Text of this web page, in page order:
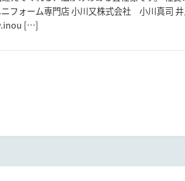
フォーム専門店 小川又株式会社 小川真司
[…]